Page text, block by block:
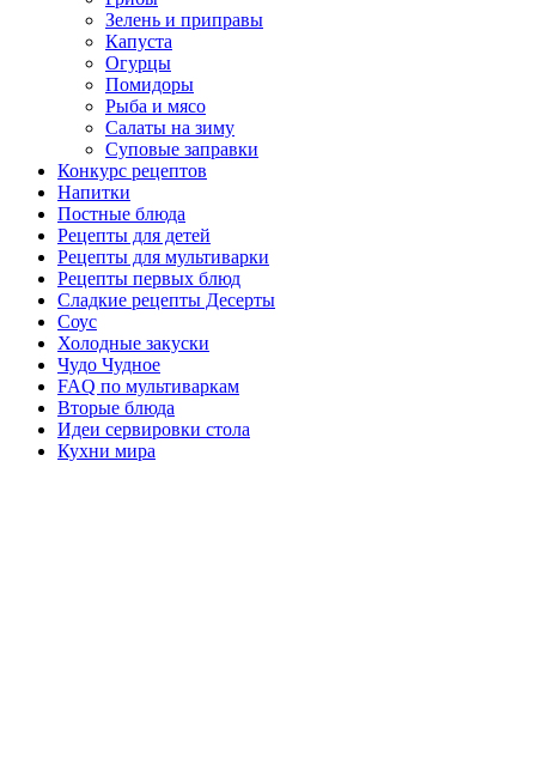
Зелень и приправы
Капуста
Огурцы
Помидоры
Рыба и мясо
Салаты на зиму
Суповые заправки
Конкурс рецептов
Напитки
Постные блюда
Рецепты для детей
Рецепты для мультиварки
Рецепты первых блюд
Сладкие рецепты Десерты
Соус
Холодные закуски
Чудо Чудное
FAQ по мультиваркам
Вторые блюда
Идеи сервировки стола
Кухни мира